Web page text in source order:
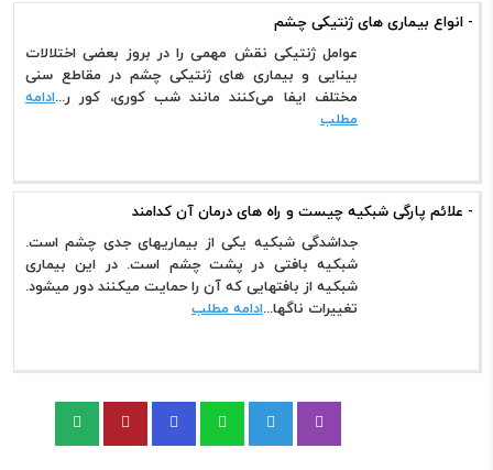
- انواع بیماری های ژنتیکی چشم
عوامل ژنتیکی نقش مهمی را در بروز بعضی اختلالات
بینایی و بیماری های ژنتیکی چشم در مقاطع سنی
مختلف ایفا می‌کنند مانند شب کوری، کور ر...ادامه
مطلب
- علائم پارگی شبکیه چیست و راه های درمان آن کدامند
جداشدگی شبکیه یکی از بیماریهای جدی چشم است.
شبکیه بافتی در پشت چشم است. در این بیماری
شبکیه از بافتهایی که آن را حمایت میکنند دور میشود.
تغییرات ناگها...ادامه مطلب